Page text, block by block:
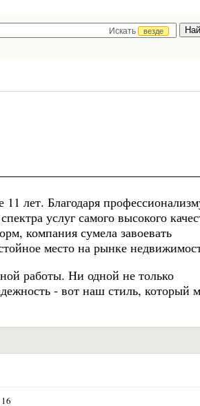
Искать
везде
лет. Благодаря
услуг самого высокого
компания сумела завоевать
место на рынке
работы. Ни одной не только
- вот наш стиль, который